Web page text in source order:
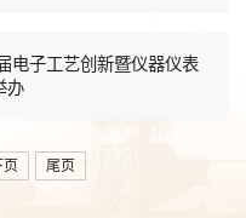
电子工艺创新暨仪器仪表
办
页 尾页